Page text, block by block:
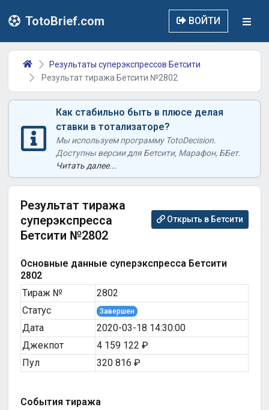
TotoBrief.com ВОЙТИ
Результаты суперэкспрессов Бетсити
Результат тиража Бетсити №2802
Как стабильно быть в плюсе делая
ставки в тотализаторе?
Мы используем программу TotoDecision.
Доступны версии для Бетсити, Марафон, ББет.
Читать далее...
Результат тиража
суперэкспресса
Бетсити №2802
Открыть в Бетсити
Основные данные суперэкспресса Бетсити
2802
Тираж №
2802
Статус
Завершен
Дата
2020-03-18 14:30:00
Джекпот
4 159 122 ₽
Пул
320 816 ₽
События тиража